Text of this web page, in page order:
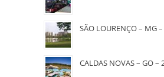
SÃO LOURENÇO – MG
CALDAS NOVAS – GO –